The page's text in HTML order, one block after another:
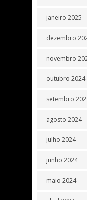
janeiro 2025
dezembro
novembro
outubro 2024
setembro
agosto 2024
julho 2024
junho 2024
maio 2024